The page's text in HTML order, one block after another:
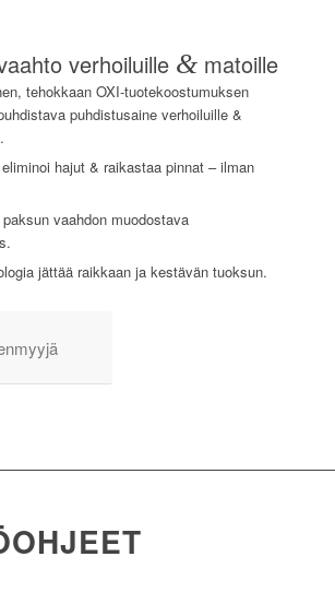
verhoiluille &matoille
tehokkaan OXI-tuotekoostumuksen
puhdistusaine verhoiluille &
hajut & raikastaa pinnat – ilman
vaahdon muodostava
jättää raikkaan ja kestävän tuoksun.